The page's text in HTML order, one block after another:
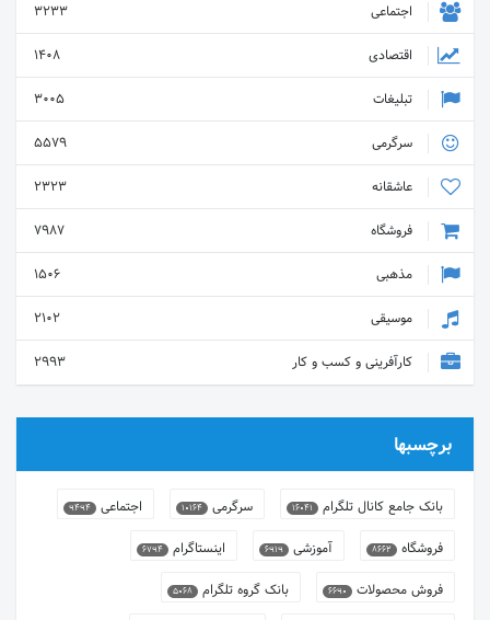
اجتماعی
3233
اقتصادی
1408
تبلیغات
3005
سرگرمی
5579
عاشقانه
2323
فروشگاه
7987
مذهبی
1506
موسیقی
2102
کارآفرینی و کسب و کار
2993
برچسبها
بانک جامع کانال تلگرام 16041 سرگرمی 10164 اجتماعی 9494
فروشگاه 8662 آموزشی 6919 اینستاگرام 6794
فروش محصولات 6690 بانک گروه تلگرام 5068